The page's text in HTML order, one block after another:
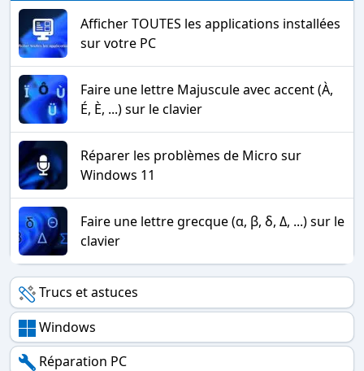
Afficher TOUTES les applications installées
sur votre PC
Faire une lettre Majuscule avec accent (À,
É, È, ...) sur le clavier
Réparer les problèmes de Micro sur
Windows 11
Faire une lettre grecque (α, β, δ, Δ, ...) sur le
clavier
Trucs et astuces
Windows
Réparation PC